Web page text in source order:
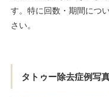
す。特に回数・期間につ
さい。
タトゥー除去症例写